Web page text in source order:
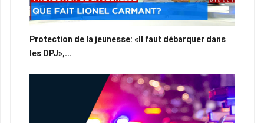
Protection de la jeunesse: «Il faut débarquer dans
les DPJ»,...